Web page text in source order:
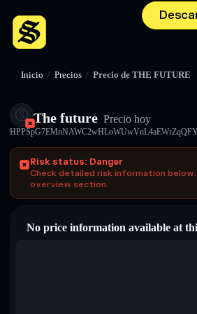
Inicio / Precios / Precio de THE FUTURE
The future Precio hoy
Risk status: Danger
Check detailed risk information
overview section.
No price information available at